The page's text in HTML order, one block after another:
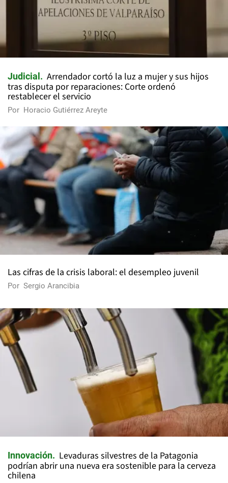
Judicial
Arrendador cortó la luz a mujer y sus hijos
tras disputa por reparaciones: Corte ordenó
restablecer el servicio
Por Horacio Gutiérrez Areyte
Las cifras de la crisis laboral: el desempleo juvenil
Por Sergio Arancibia
Innovación
Levaduras silvestres de la Patagonia
podrían abrir una nueva era sostenible para la cerveza
chilena